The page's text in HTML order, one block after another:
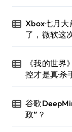
Xbox七月
了，微软这
《我的世
控才是真·杀
谷歌
政”？